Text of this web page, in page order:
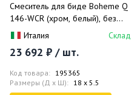
Смеситель для биде Boheme Q
146-WCR (хром, белый), без
донного клапана
Италия Склад
23 692 ₽ / шт.
Код товара: 195365
Размеры (Д x Ш): 18 x 5.5